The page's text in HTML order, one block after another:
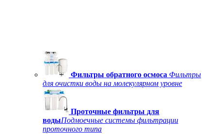
Фильтры обратного осмоса Фильтры
для очистки воды на молекулярном уровне
Проточные фильтры для
водыПодмоечные системы фильтрации
проточного типа